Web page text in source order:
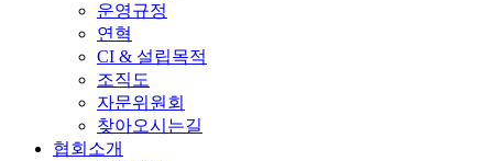
운영규정
연혁
CI & 설립목적
조직도
자문위원회
찾아오시는길
협회소개